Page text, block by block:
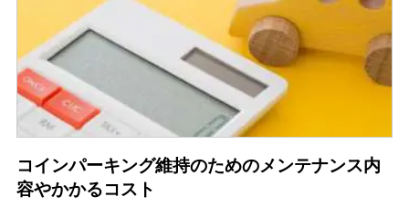
コインパーキング維持のためのメンテナンス内
容やかかるコスト